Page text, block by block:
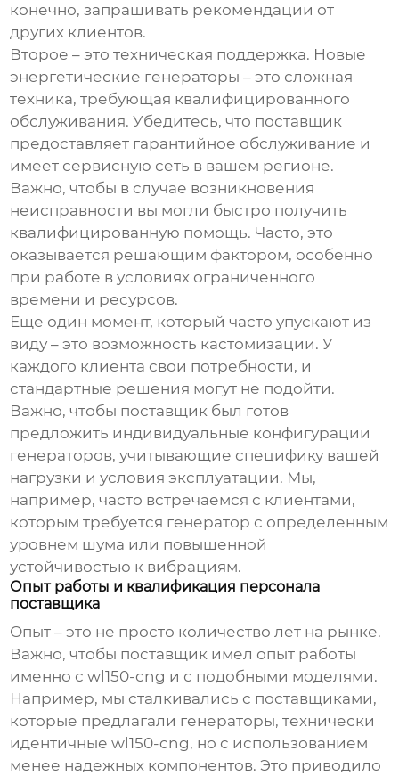
конечно, запрашивать рекомендации от
других клиентов.
Второе – это техническая поддержка. Новые
энергетические генераторы – это сложная
техника, требующая квалифицированного
обслуживания. Убедитесь, что поставщик
предоставляет гарантийное обслуживание и
имеет сервисную сеть в вашем регионе.
Важно, чтобы в случае возникновения
неисправности вы могли быстро получить
квалифицированную помощь. Часто, это
оказывается решающим фактором, особенно
при работе в условиях ограниченного
времени и ресурсов.
Еще один момент, который часто упускают из
виду – это возможность кастомизации. У
каждого клиента свои потребности, и
стандартные решения могут не подойти.
Важно, чтобы поставщик был готов
предложить индивидуальные конфигурации
генераторов, учитывающие специфику вашей
нагрузки и условия эксплуатации. Мы,
например, часто встречаемся с клиентами,
которым требуется генератор с определенным
уровнем шума или повышенной
устойчивостью к вибрациям.
Опыт работы и квалификация персонала
поставщика
Опыт – это не просто количество лет на рынке.
Важно, чтобы поставщик имел опыт работы
именно сwl150-cng и с подобными моделями.
Например, мы сталкивались с поставщиками,
которые предлагали генераторы, технически
идентичныеwl150-cng, но с использованием
менее надежных компонентов. Это приводило